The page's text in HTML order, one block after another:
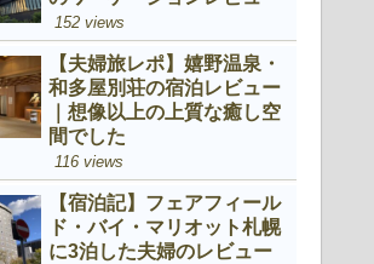
152 views
【夫婦旅レポ】嬉野温泉・
和多屋別荘の宿泊レビュー
｜想像以上の上質な癒し空
間でした
116 views
【宿泊記】フェアフィール
ド・バイ・マリオット札幌
に3泊した夫婦のレビュー